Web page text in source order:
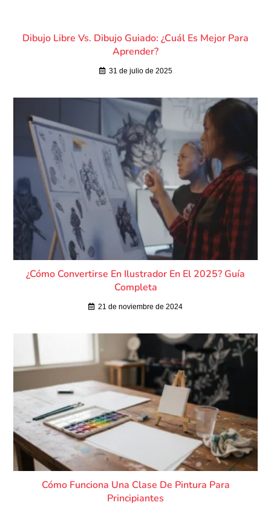
Dibujo Libre Vs. Dibujo Guiado: ¿cuál Es Mejor Para
Aprender?
31 de julio de 2025
¿Cómo Convertirse En Ilustrador En El 2025? Guía
Completa
21 de noviembre de 2024
Cómo Funciona Una Clase De Pintura Para
Principiantes